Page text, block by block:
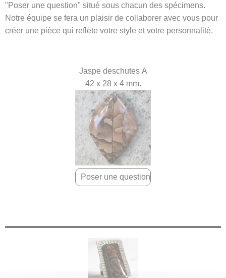
"Poser une question" situé sous chacun des spécimens.
Notre équipe se fera un plaisir de collaborer avec vous pour
créer une pièce qui reflète votre style et votre personnalité.
Jaspe deschutes A
42 x 28 x 4 mm.